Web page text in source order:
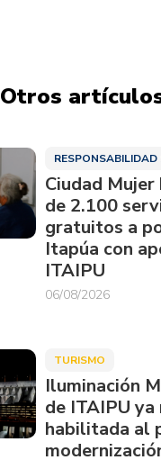
Otros
RESPONSABILIDAD
Ciudad
de 2.100
gratuitos a
Itapúa con
ITAIPU
06/08/2026
TURISMO
Iluminación
de ITAIPU
habilitada al